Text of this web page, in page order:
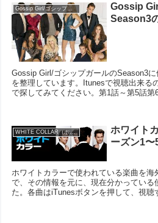
Gossip Girl/ゴシップガール
Gossip
Season3
Gossip Girl/ゴシップガールのSeason3
を整理しています。Itunesで視聴出来る
で探してみてください。第1話～第5話第
WHITE COLLAR（ホワイトカラー）
ホワイト
ーズン1〜
ホワイトカラーで使われている楽曲を
で、その情報を元に、現在分かっている
た。各曲はiTunesボタンを押して、視聴